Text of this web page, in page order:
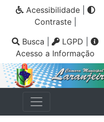
Acessibilidade|
Contraste|
Busca LGPD
Acesso a Informação